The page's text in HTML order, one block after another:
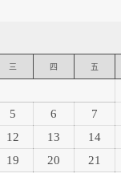
三 四 五
5 6 7
12 13 14
19 20 21